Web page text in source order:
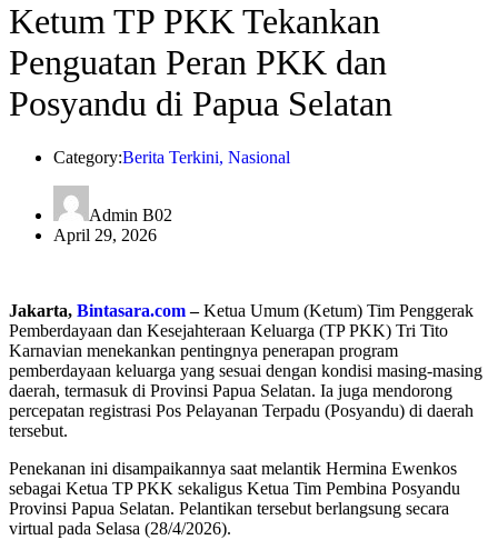
Ketum TP PKK Tekankan
Penguatan Peran PKK dan
Posyandu di Papua Selatan
Category:Berita Terkini, Nasional
Admin B02
April 29, 2026
Jakarta, Bintasara.com–Ketua Umum (Ketum) Tim Penggerak
Pemberdayaan dan Kesejahteraan Keluarga (TP PKK) Tri Tito
Karnavian menekankan pentingnya penerapan program
pemberdayaan keluarga yang sesuai dengan kondisi masing-masing
daerah, termasuk di Provinsi Papua Selatan. Ia juga mendorong
percepatan registrasi Pos Pelayanan Terpadu (Posyandu) di daerah
tersebut.
Penekanan ini disampaikannya saat melantik Hermina Ewenkos
sebagai Ketua TP PKK sekaligus Ketua Tim Pembina Posyandu
Provinsi Papua Selatan. Pelantikan tersebut berlangsung secara
virtual pada Selasa (28/4/2026).